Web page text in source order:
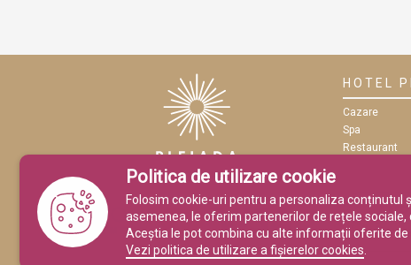
HOTEL
Cazare
Spa
Restaurant
Politica de utilizare cookie
Folosim cookie-uri pentru a personaliza conținutul
asemenea, le oferim partenerilor de rețele
Aceștia le pot combina cu alte informații oferite de
Vezi politica de utilizare a fișierelor cookies